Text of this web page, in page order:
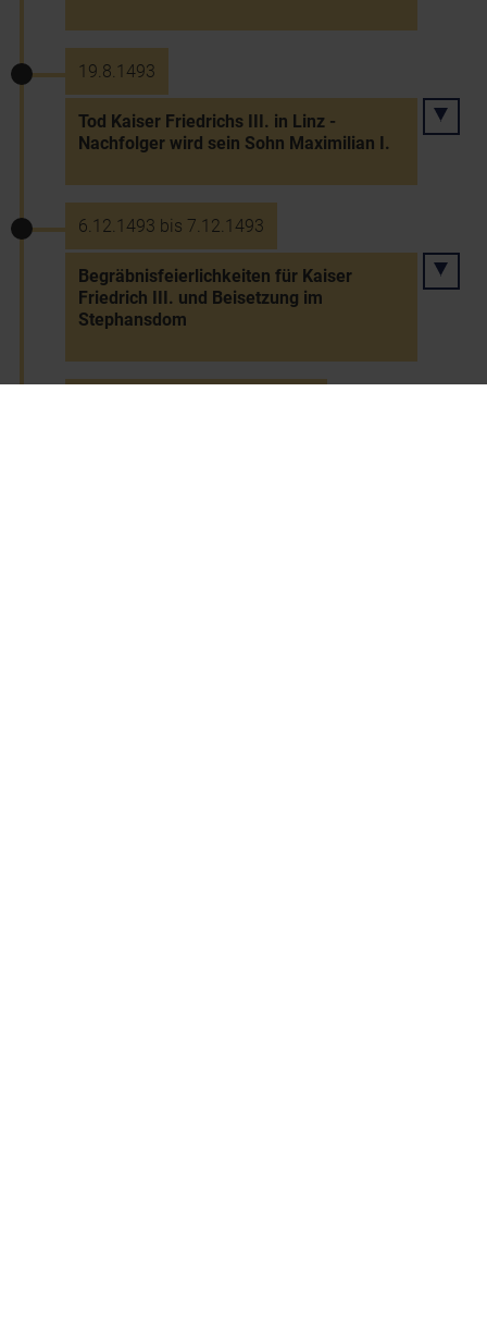
19.8.1493
Tod Kaiser Friedrichs III. in Linz -
Nachfolger wird sein Sohn Maximilian I.
6.12.1493 bis 7.12.1493
Begräbnisfeierlichkeiten für Kaiser
Friedrich III. und Beisetzung im
Stephansdom